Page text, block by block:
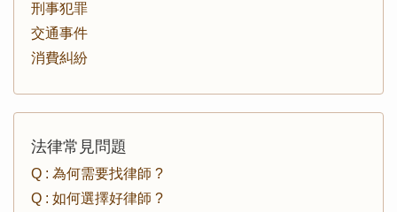
刑事犯罪
交通事件
消費糾紛
法律常見問題
Q : 為何需要找律師 ?
Q : 如何選擇好律師 ?